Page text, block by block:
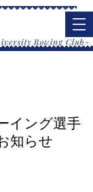
Rowing Club~
イング選手
知らせ